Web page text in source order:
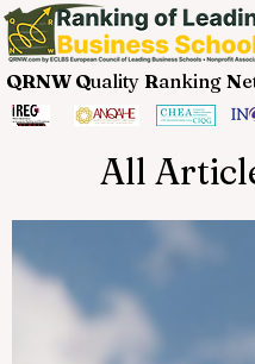
QRNW Quality Ranking N
All